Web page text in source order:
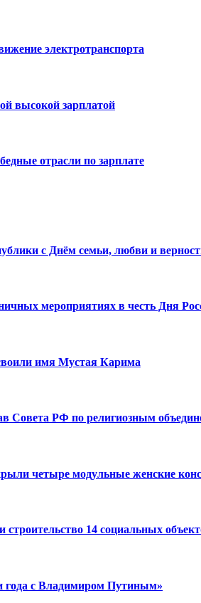
электротранспорта
высокой зарплатой
отрасли по зарплате
с Днём семьи, любви и
мероприятиях в честь Дня
имя Мустая Карима
Совета РФ по религиозным
четыре модульные женские
14 социальных
года с Владимиром Путиным»